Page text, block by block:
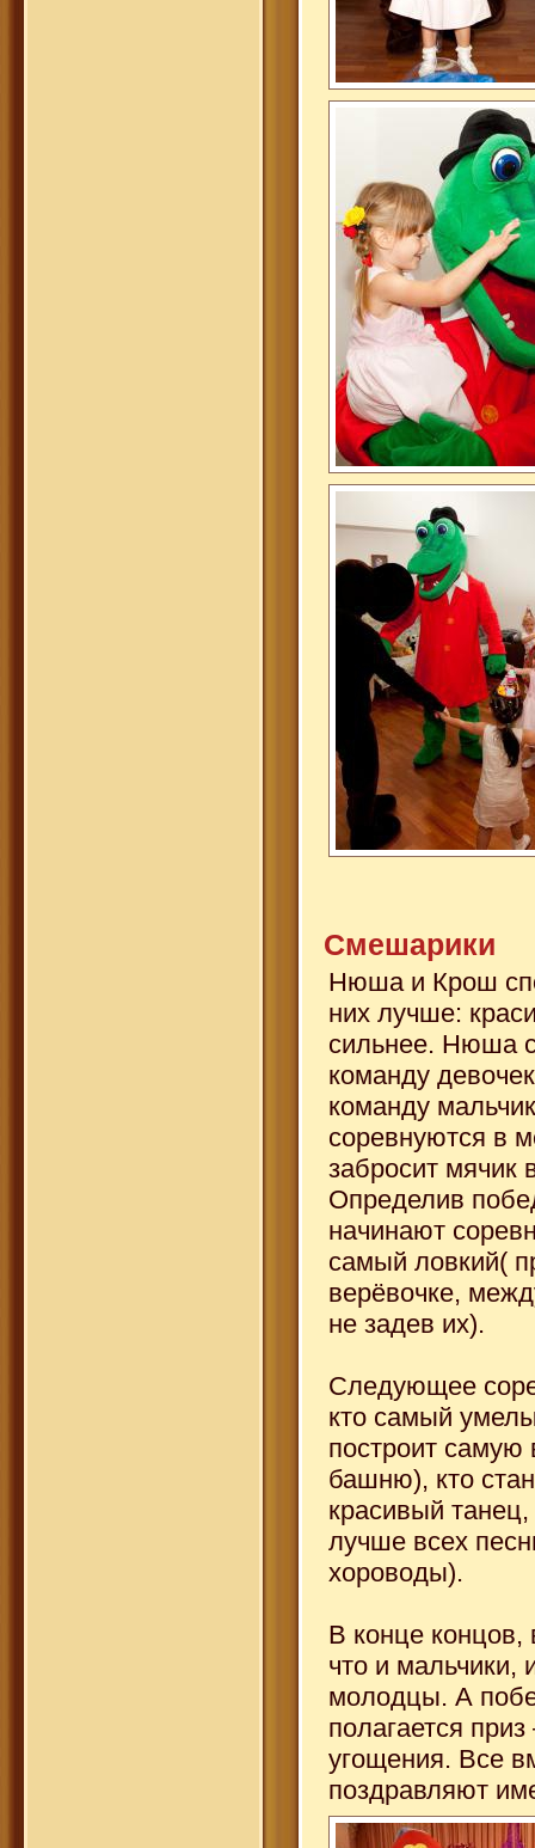
Смешарики
Нюша и Крош
них лучше:
сильнее. Нюша
команду
команду
соревнуются в
забросит мячик
Определив
начинают
самый ловкий(
верёвочке,
не задев их).
Следующее
кто самый
построит самую
башню), кто
красивый танец,
лучше всех
хороводы).
В конце концов,
что и мальчики,
молодцы. А
полагается
угощения. Все
поздравляют